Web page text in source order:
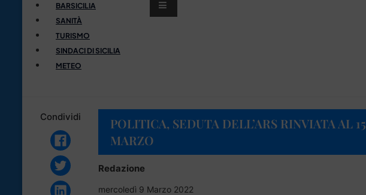
BARSICILIA
SANITÀ
TURISMO
SINDACI DI SICILIA
METEO
Condividi
POLITICA, SEDUTA DELL’ARS RINVIATA AL 15
MARZO
Redazione
mercoledì 9 Marzo 2022